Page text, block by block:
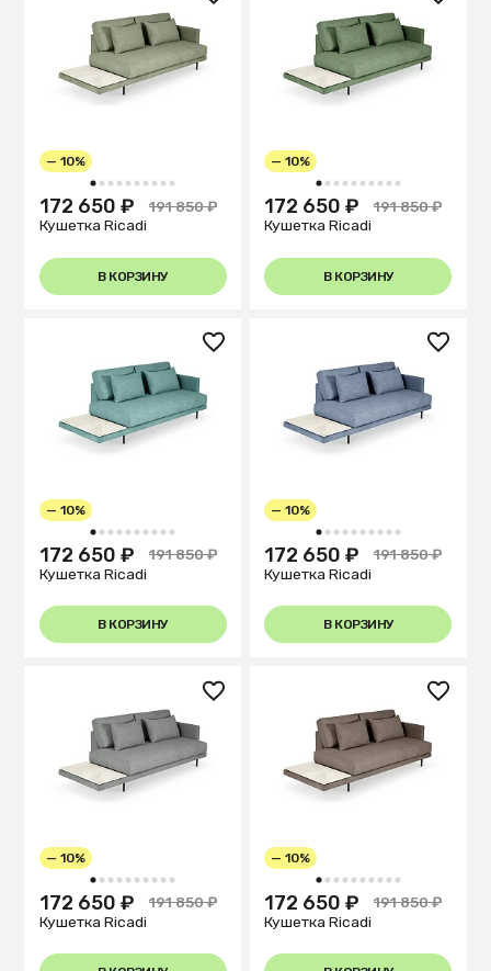
1 2 3 4 5 6 7 8 9 10
— 10%
172 650 ₽
191 850 ₽
Кушетка Ricadi
В КОРЗИНУ
1 2 3 4 5 6 7 8 9 10
— 10%
172 650 ₽
191 850 ₽
Кушетка Ricadi
В КОРЗИНУ
1 2 3 4 5 6 7 8 9 10
— 10%
172 650 ₽
191 850 ₽
Кушетка Ricadi
В КОРЗИНУ
1 2 3 4 5 6 7 8 9 10
— 10%
172 650 ₽
191 850 ₽
Кушетка Ricadi
В КОРЗИНУ
1 2 3 4 5 6 7 8 9 10
— 10%
172 650 ₽
191 850 ₽
Кушетка Ricadi
1 2 3 4 5 6 7 8 9 10
— 10%
172 650 ₽
191 850 ₽
Кушетка Ricadi